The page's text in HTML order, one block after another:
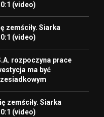
(video)
zemściły. Siarka
(video)
rozpoczyna prace
ma być
zemściły. Siarka
(video)